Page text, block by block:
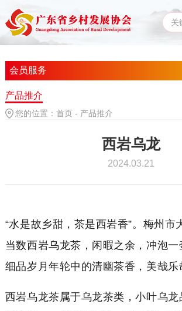
会员服务
产品推介
您的位置： 首页 - 产品推介
西岩乌龙
2024.03.21
“水是故乡甜，茶是西岩香”。梅州市
当数西岩乌龙茶，闲暇之余，冲泡一
细品岁月年轮中的清幽茶香，美哉乐
西岩乌龙茶属于乌龙茶类，小叶乌龙